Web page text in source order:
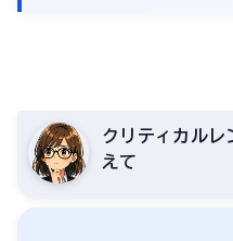
クリティカルレ
えて